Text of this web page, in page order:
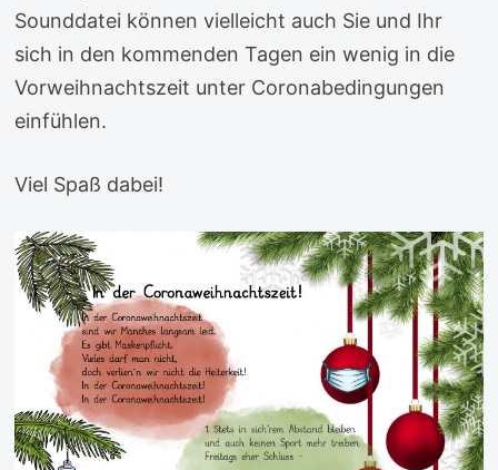
Sounddatei können vielleicht auch Sie und Ihr
sich in den kommenden Tagen ein wenig in die
Vorweihnachtszeit unter Coronabedingungen
einfühlen.
Viel Spaß dabei!